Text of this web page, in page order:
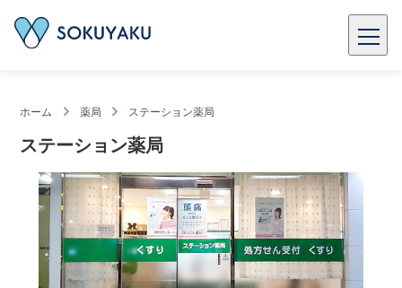
ホーム 薬局 ステーション薬局
ステーション薬局